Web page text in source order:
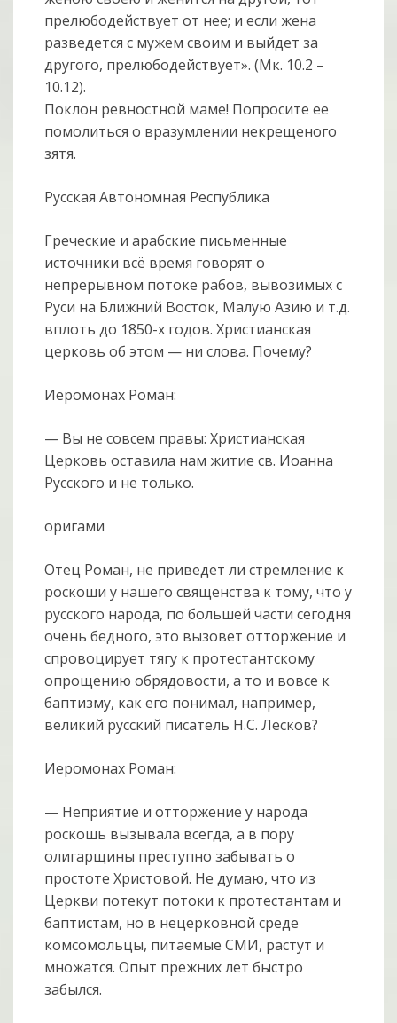
прелюбодействует от нее; и если жена
разведется с мужем своим и выйдет за
другого, прелюбодействует». (Мк. 10.2 –
10.12).
Поклон ревностной маме! Попросите ее
помолиться о вразумлении некрещеного
зятя.
Русская Автономная Республика
Греческие и арабские письменные
источники всё время говорят о
непрерывном потоке рабов, вывозимых с
Руси на Ближний Восток, Малую Азию и т.д.
вплоть до 1850-х годов. Христианская
церковь об этом — ни слова. Почему?
Иеромонах Роман:
— Вы не совсем правы: Христианская
Церковь оставила нам житие св. Иоанна
Русского и не только.
оригами
Отец Роман, не приведет ли стремление к
роскоши у нашего священства к тому, что у
русского народа, по большей части сегодня
очень бедного, это вызовет отторжение и
спровоцирует тягу к протестантскому
опрощению обрядовости, а то и вовсе к
баптизму, как его понимал, например,
великий русский писатель Н.С. Лесков?
Иеромонах Роман:
— Неприятие и отторжение у народа
роскошь вызывала всегда, а в пору
олигарщины преступно забывать о
простоте Христовой. Не думаю, что из
Церкви потекут потоки к протестантам и
баптистам, но в нецерковной среде
комсомольцы, питаемые СМИ, растут и
множатся. Опыт прежних лет быстро
забылся.